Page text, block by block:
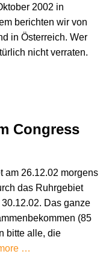
2002 in
berichten wir von
in Österreich. Wer
nicht verraten.
Congress
am 26.12.02 morgens
das Ruhrgebiet
Das ganze
(85
bitte alle, die
…